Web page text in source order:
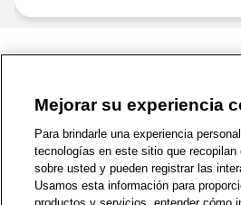
1-800-679-9691 | Contáctenos |
Política de Privacidad | WA Privacy
Zona de Bienestar | © 1999
Mejorar su experiencia
Para brindarle una experiencia
tecnologías en este sitio que
sobre usted y pueden registrar las
Usamos esta información para